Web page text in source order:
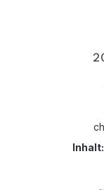
Inhalt: